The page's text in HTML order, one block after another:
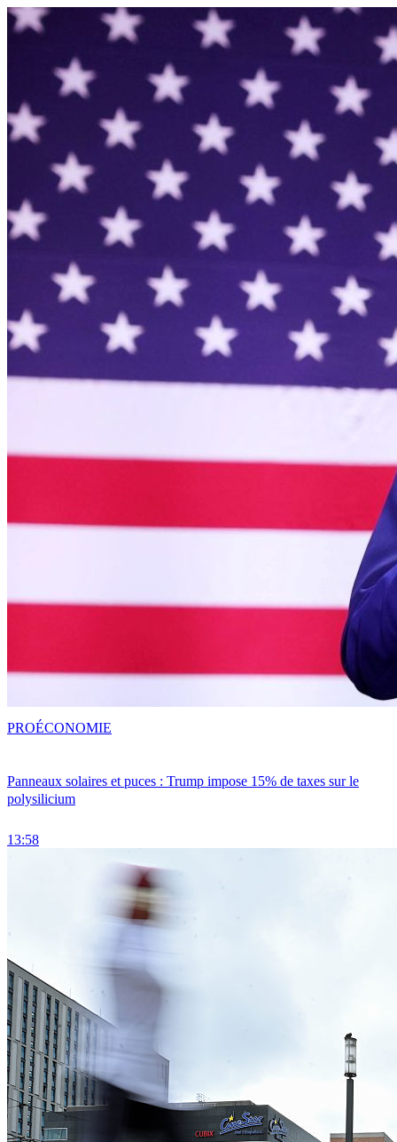
Panneaux solaires et puces : Trump impose 15% de taxes sur le
polysilicium
13:58
PROÉCONOMIE